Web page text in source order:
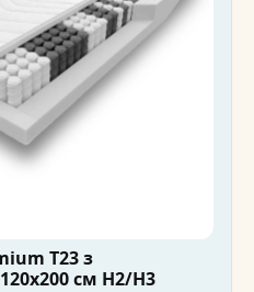
T23 з
см H2/H3